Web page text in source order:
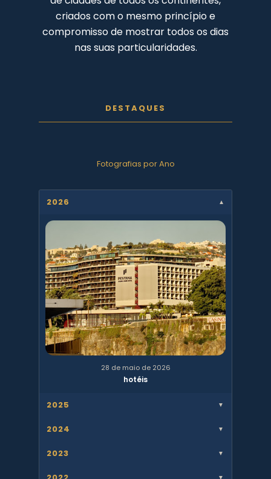
criados com o mesmo princípio e
compromisso de mostrar todos os dias
nas suas particularidades.
DESTAQUES
Fotografias por Ano
2026 ▼
28 de maio de 2026
hotéis
2025 ▼
2024 ▼
2023 ▼